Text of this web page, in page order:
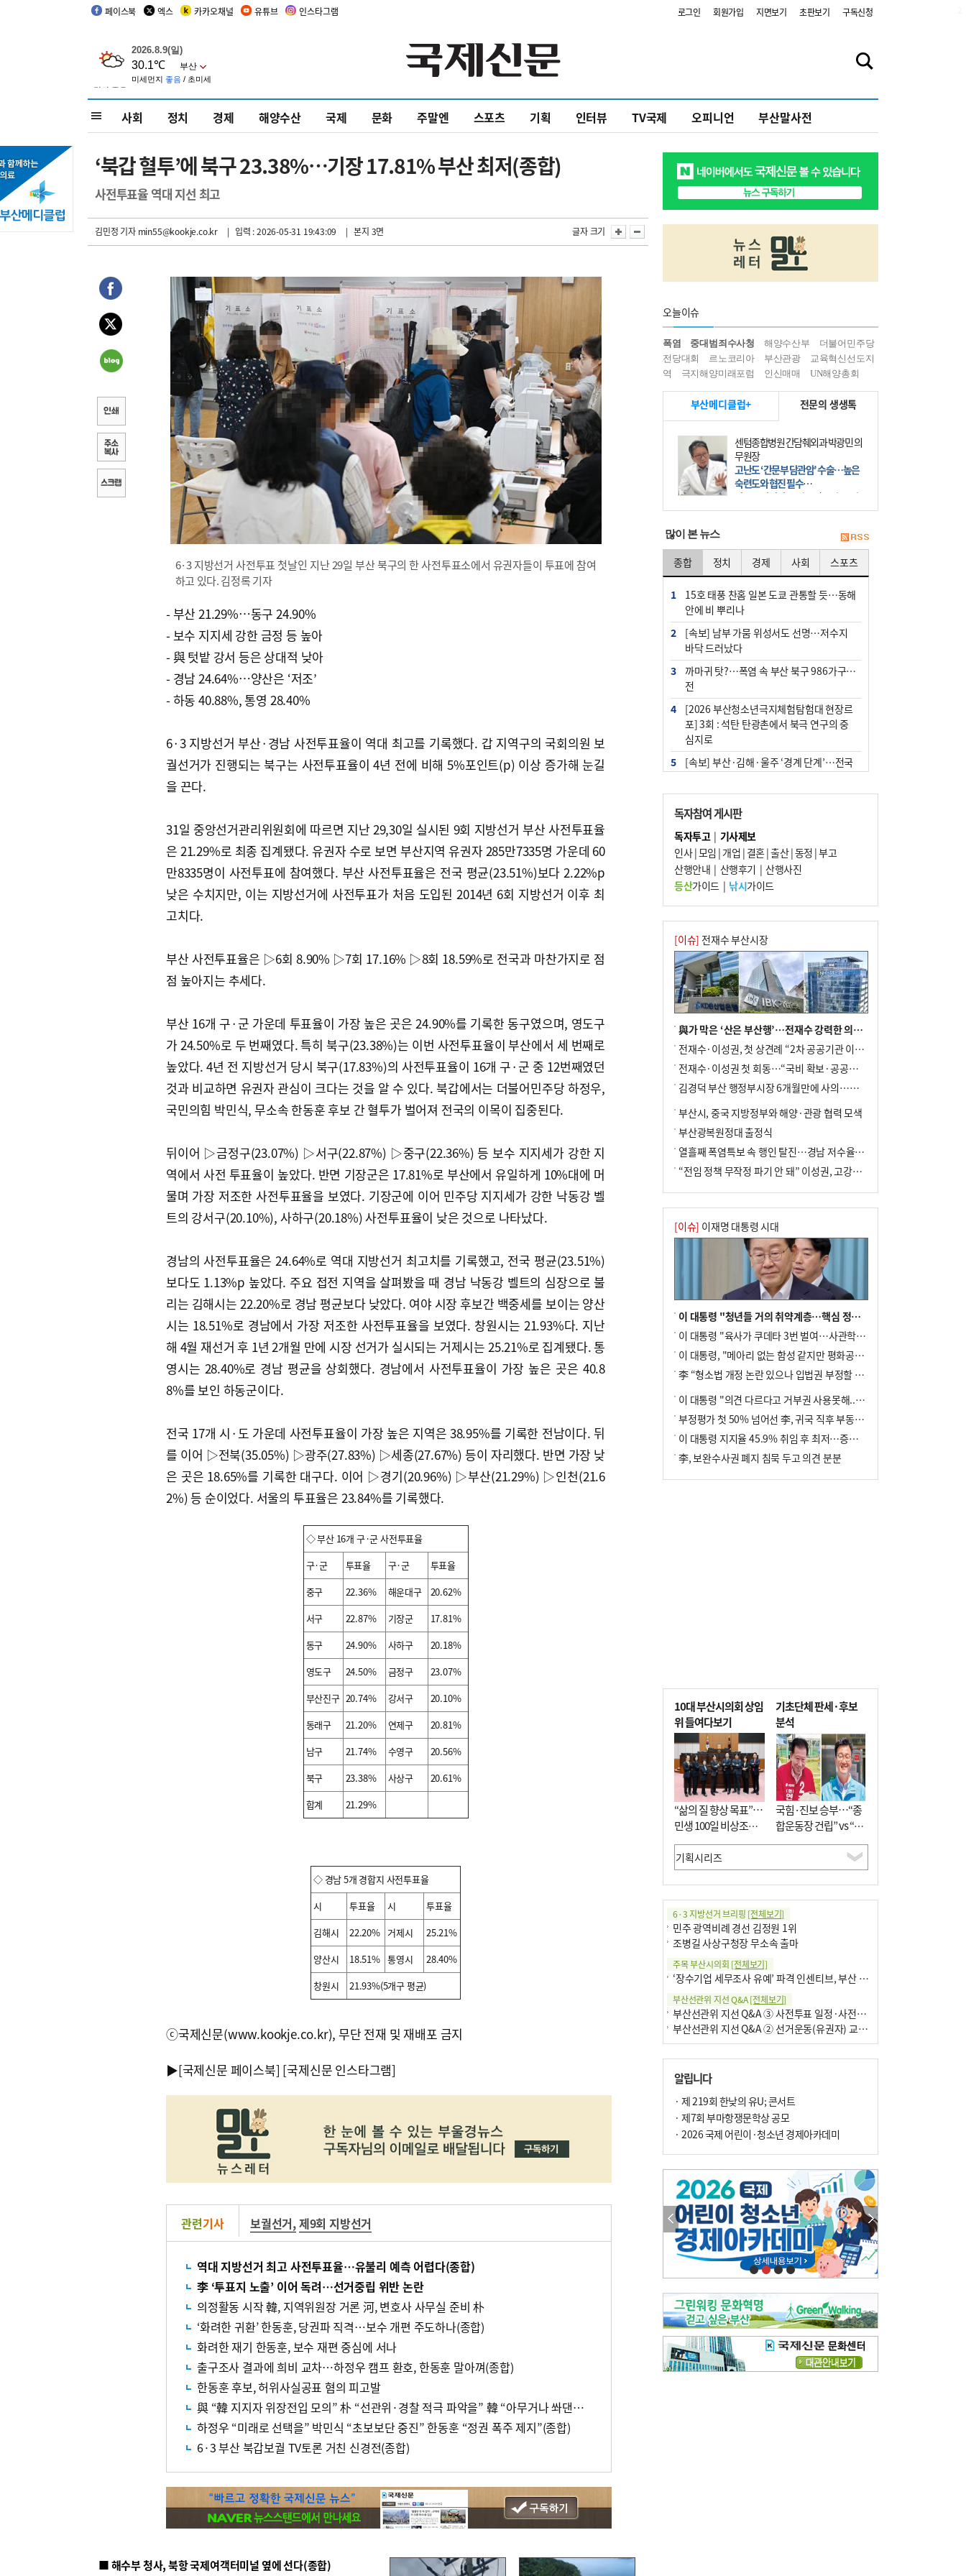
페이스북 엑스 카카오채널 유튜브 인스타그램 로그인 회원가입 지면보기 초판보기 구독신청
사회 정치 경제 해양수산 국제 문화 주말엔 스포츠 기획 인터뷰 TV국제 오피니언 부산말사전
‘북갑 혈투’에 북구 23.38%…기장 17.81% 부산 최저(종합)
사전투표율 역대 지선 최고
김민정 기자min55@kookje.co.kr | 입력 : 2026-05-31 19:43:09 | 본지 3면 글자 크기
6·3 지방선거 사전투표 첫날인 지난 29일 부산 북구의 한 사전투표소에서 유권자들이 투표에 참여
하고 있다. 김정록 기자
- 부산 21.29%…동구 24.90%
- 보수 지지세 강한 금정 등 높아
- 與 텃밭 강서 등은 상대적 낮아
- 경남 24.64%…양산은 ‘저조’
- 하동 40.88%, 통영 28.40%
6·3 지방선거 부산·경남 사전투표율이 역대 최고를 기록했다. 갑 지역구의 국회의원 보
궐선거가 진행되는 북구는 사전투표율이 4년 전에 비해 5%포인트(p) 이상 증가해 눈길
을 끈다.
31일 중앙선거관리위원회에 따르면 지난 29,30일 실시된 9회 지방선거 부산 사전투표율
은 21.29%로 최종 집계됐다. 유권자 수로 보면 부산지역 유권자 285만7335명 가운데 60
만8335명이 사전투표에 참여했다. 부산 사전투표율은 전국 평균(23.51%)보다 2.22%p
낮은 수치지만, 이는 지방선거에 사전투표가 처음 도입된 2014년 6회 지방선거 이후 최
고치다.
부산 사전투표율은 ▷6회 8.90% ▷7회 17.16% ▷8회 18.59%로 전국과 마찬가지로 점
점 높아지는 추세다.
부산 16개 구·군 가운데 투표율이 가장 높은 곳은 24.90%를 기록한 동구였으며, 영도구
가 24.50%로 두 번째였다. 특히 북구(23.38%)는 이번 사전투표율이 부산에서 세 번째로
높았다. 4년 전 지방선거 당시 북구(17.83%)의 사전투표율이 16개 구·군 중 12번째였던
것과 비교하면 유권자 관심이 크다는 것을 알 수 있다. 북갑에서는 더불어민주당 하정우,
국민의힘 박민식, 무소속 한동훈 후보 간 혈투가 벌어져 전국의 이목이 집중된다.
뒤이어 ▷금정구(23.07%) ▷서구(22.87%) ▷중구(22.36%) 등 보수 지지세가 강한 지
역에서 사전 투표율이 높았다. 반면 기장군은 17.81%로 부산에서 유일하게 10%대에 머
물며 가장 저조한 사전투표율을 보였다. 기장군에 이어 민주당 지지세가 강한 낙동강 벨
트의 강서구(20.10%), 사하구(20.18%) 사전투표율이 낮은 것으로 나타났다.
경남의 사전투표율은 24.64%로 역대 지방선거 최고치를 기록했고, 전국 평균(23.51%)
보다도 1.13%p 높았다. 주요 접전 지역을 살펴봤을 때 경남 낙동강 벨트의 심장으로 불
리는 김해시는 22.20%로 경남 평균보다 낮았다. 여야 시장 후보간 백중세를 보이는 양산
시는 18.51%로 경남에서 가장 저조한 사전투표율을 보였다. 창원시는 21.93%다. 지난
해 4월 재선거 후 1년 2개월 만에 시장 선거가 실시되는 거제시는 25.21%로 집계됐다. 통
영시는 28.40%로 경남 평균을 상회했다. 경남에서 사전투표율이 가장 높은 곳은 40.8
8%를 보인 하동군이다.
전국 17개 시·도 가운데 사전투표율이 가장 높은 지역은 38.95%를 기록한 전남이다. 뒤
를 이어 ▷전북(35.05%) ▷광주(27.83%) ▷세종(27.67%) 등이 자리했다. 반면 가장 낮
은 곳은 18.65%를 기록한 대구다. 이어 ▷경기(20.96%) ▷부산(21.29%) ▷인천(21.6
2%) 등 순이었다. 서울의 투표율은 23.84%를 기록했다.
◇ 부산 16개 구·군 사전투표율
구·군
투표율 구·군
투표율
중구
22.36% 해운대구
20.62%
서구
22.87% 기장군
17.81%
동구
24.90% 사하구
20.18%
영도구
24.50% 금정구
23.07%
부산진구 20.74% 강서구
20.10%
동래구
21.20% 연제구
20.81%
남구
21.74% 수영구
20.56%
북구
23.38% 사상구
20.61%
합계
21.29%
◇ 경남 5개 경합지 사전투표율
시
투표율 시
투표율
김해시
22.20% 거제시
25.21%
양산시
18.51% 통영시
28.40%
창원시
21.93%(5개구 평균)
ⓒ국제신문(www.kookje.co.kr), 무단 전재 및 재배포 금지
▶[국제신문 페이스북] [국제신문 인스타그램]
관련기사 보궐선거,제9회 지방선거
역대 지방선거 최고 사전투표율…유불리 예측 어렵다(종합)
李 ‘투표지 노출’ 이어 독려…선거중립 위반 논란
의정활동 시작 韓, 지역위원장 거론 河, 변호사 사무실 준비 朴
‘화려한 귀환’ 한동훈, 당권파 직격…보수 개편 주도하나(종합)
화려한 재기 한동훈, 보수 재편 중심에 서나
출구조사 결과에 희비 교차…하정우 캠프 환호, 한동훈 말아껴(종합)
한동훈 후보, 허위사실공표 혐의 피고발
與 “韓 지지자 위장전입 모의” 朴 “선관위·경찰 적극 파악을” 韓 “아무거나 쏴댄다” 불쾌감(종합)
하정우 “미래로 선택을” 박민식 “초보보단 중진” 한동훈 “정권 폭주 제지”(종합)
6·3 부산 북갑보궐 TV토론 거친 신경전(종합)
■ 해수부 청사, 북항 국제여객터미널 옆에 선다(종합)
오늘이슈
폭염 중대범죄수사청 해양수산부
더불어민주당
전당대회
르노코리아 부산관광
교육혁신선도지
역
극지해양미래포럼 인신매매 UN해양총회
부산메디클럽+ 전문의 생생톡
센텀종합병원 간담췌외과 박광민 의
무원장
고난도 ‘간문부 담관암’ 수술…높은
숙련도와 협진 필수
간문부 담관암(클라츠킨 종양)은 좌
우 간에서 나오는, 담관(담즙 배출 경
部)’에 생기는 악성 종양이다. 간동맥
문맥 림프절 담
많이 본 뉴스
종합 정치 경제 사회 스포츠
1
15호 태풍 찬홈 일본 도쿄 관통할 듯…동해
안에 비 뿌리나
2
[속보] 남부 가뭄 위성서도 선명…저수지
바닥 드러났다
3
까마귀 탓?…폭염 속 부산 북구 986가구 정
전
4
[2026 부산청소년극지체험탐험대 현장르
포] 3회 : 석탄 탄광촌에서 북극 연구의 중
심지로
5
[속보] 부산·김해·울주 ‘경계 단계’…전국
중징계
7
부산·울산·경남 폭염 속 소나기·비…무더
위는 지속
8
이임생, 홍명보 선임 독단적 결정 아냐…면
담 메모 제출
10 홈플 사태에 2분기 대형마트 판매 9.4%
↓…백화점은 14.8%↑
독자참여 게시판
독자투고| 기사제보
인사|모임 | 개업 | 결혼|출산|동정 |부고
산행안내 | 산행후기 | 산행사진
등산가이드| 낚시가이드
[이슈] 전재수 부산시장
與가 막은 ‘산은 부산행’…전재수 강력한 의지 표명 없인 공염불
전재수·이성권, 첫 상견례 “2차 공공기관 이전 초당 협력”(종합)
전재수·이성권 첫 회동…“국비 확보·공공기관 이전 협력”
김경덕 부산 행정부시장 6개월만에 사의…후임 인선 촉각
부산시, 중국 지방정부와 해양·관광 협력 모색
부산광복원정대 출정식
열흘째 폭염특보 속 행인 탈진…경남 저수율 평년의 절반
“전임 정책 무작정 파기 안 돼” 이성권, 고강도 ‘전재수 견제’ 예고
[이슈] 이재명 대통령 시대
이 대통령 "청년들 거의 취약계층…핵심 정책 재편""
이 대통령 "육사가 쿠데타 3번 벌여…사관학교 통합 신속히 추진"
이 대통령, "메아리 없는 함성 같지만 평화공존책 계속해야"
李 “형소법 개정 논란 있으나 입법권 부정할 만큼은 아냐”(종합)
이 대통령 "의견 다르다고 거부권 사용못해.. 입법권 부정할 상황이라 보기 어려워"
부정평가 첫 50% 넘어선 李, 귀국 직후 부동산·증시 점검(종합)
이 대통령 지지율 45.9% 취임 후 최저…증시 폭락·연임 개헌 논란 영향
李, 보완수사권 폐지 침묵 두고 의견 분분
10대 부산시의회 상임
위 들여다보기
“삶의 질 향상 목표”…
민생 100일 비상조치
면밀 심사
기초단체 판세·후보
분석
국힘·진보 승부…“종
합운동장 건립” vs “출
근 공공버스 도입”
6·3 지방선거 브리핑 [전체보기]
민주 광역비례 경선 김정원 1위
조병길 사상구청장 무소속 출마
주목 부산시의회 [전체보기]
‘장수기업 세무조사 유예’ 파격 인센티브, 부산 유출 막을까
부산선관위 지선 Q&A[전체보기]
부산선관위 지선 Q&A ③ 사전투표 일정·사전투표함 보관
부산선관위 지선 Q&A ② 선거운동(유권자) 교육감투표용지
알립니다
· 제 219회 한낮의 유U; 콘서트
· 제7회 부마항쟁문학상 공모
· 2026 국제 어린이·청소년 경제아카데미